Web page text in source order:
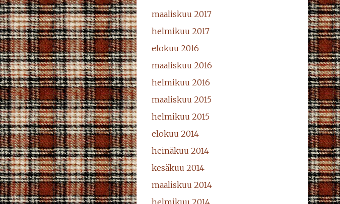
maaliskuu 2017
helmikuu 2017
elokuu 2016
maaliskuu 2016
helmikuu 2016
maaliskuu 2015
helmikuu 2015
elokuu 2014
heinäkuu 2014
kesäkuu 2014
maaliskuu 2014
helmikuu 2014